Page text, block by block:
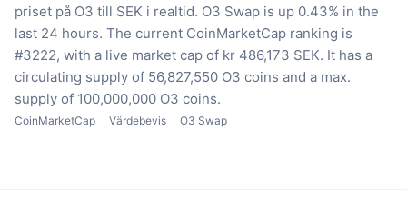
priset på O3 till SEK i realtid. O3 Swap is up 0.43% in the
last 24 hours. The current CoinMarketCap ranking is
#3222, with a live market cap of kr 486,173 SEK. It has a
circulating supply of 56,827,550 O3 coins and a max.
supply of 100,000,000 O3 coins.
CoinMarketCap Värdebevis O3 Swap